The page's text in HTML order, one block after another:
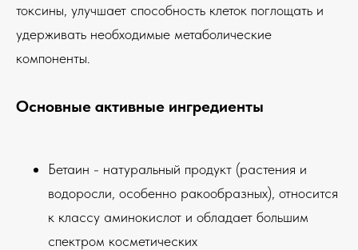
токсины, улучшает способность клеток поглощать и
удерживать необходимые метаболические
компоненты.
Основные активные ингредиенты
Бетаин - натуральный продукт (растения и
водоросли, особенно ракообразных), относится
к классу аминокислот и обладает большим
спектром косметических